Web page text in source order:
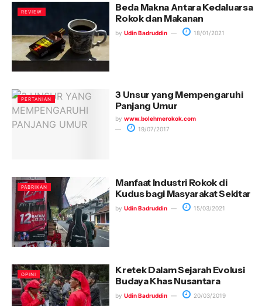
REVIEW
Beda Makna Antara Kedaluarsa
Rokok dan Makanan
by Udin Badruddin 18/01/2021
PERTANIAN
3 Unsur yang Mempengaruhi
Panjang Umur
by www.bolehmerokok.com
19/07/2017
PABRIKAN
Manfaat Industri Rokok di
Kudus bagi Masyarakat Sekitar
by Udin Badruddin 15/03/2021
OPINI
Kretek Dalam Sejarah Evolusi
Budaya Khas Nusantara
by Udin Badruddin 20/03/2019